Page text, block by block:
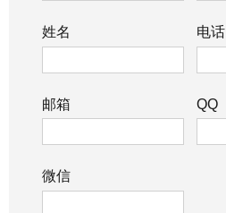
姓名 电话
邮箱 QQ
微信